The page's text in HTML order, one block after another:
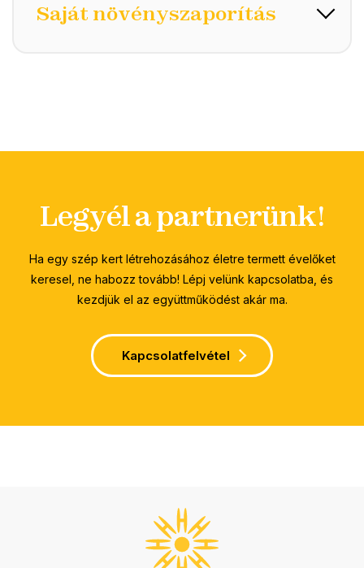
Saját növényszaporítás
Legyél a partnerünk!
Ha egy szép kert létrehozásához életre termett évelőket
keresel, ne habozz tovább! Lépj velünk kapcsolatba, és
kezdjük el az együttműködést akár ma.
Kapcsolatfelvétel